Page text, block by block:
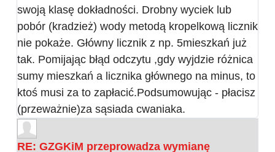
swoją klasę dokładności. Drobny wyciek lub
pobór (kradzież) wody metodą kropelkową licznik
nie pokaże. Główny licznik z np. 5mieszkań już
tak. Pomijając błąd odczytu ,gdy wyjdzie różnica
sumy mieszkań a licznika głównego na minus, to
ktoś musi za to zapłacić.Podsumowując - płacisz
(przeważnie)za sąsiada cwaniaka.
RE: GZGKiM przeprowadza wymianę